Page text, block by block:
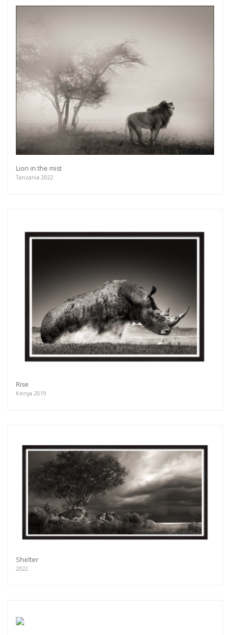
Lion in the mist
Tanzania 2022
Rise
Kenya 2019
Shelter
2022